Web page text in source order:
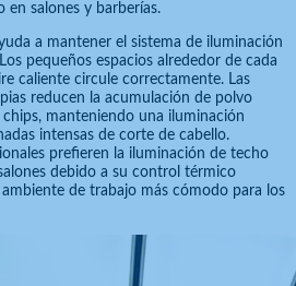
salones y barberías.
a mantener el sistema de iluminación
pequeños espacios alrededor de cada
caliente circule correctamente. Las
reducen la acumulación de polvo
manteniendo una iluminación
intensas de corte de cabello.
prefieren la iluminación de techo
debido a su control térmico
de trabajo más cómodo para los